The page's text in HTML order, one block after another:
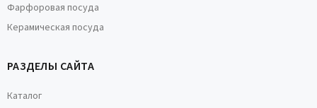
Фарфоровая посуда
Керамическая посуда
РАЗДЕЛЫ САЙТА
Каталог